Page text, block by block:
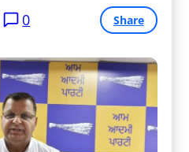
0 Share